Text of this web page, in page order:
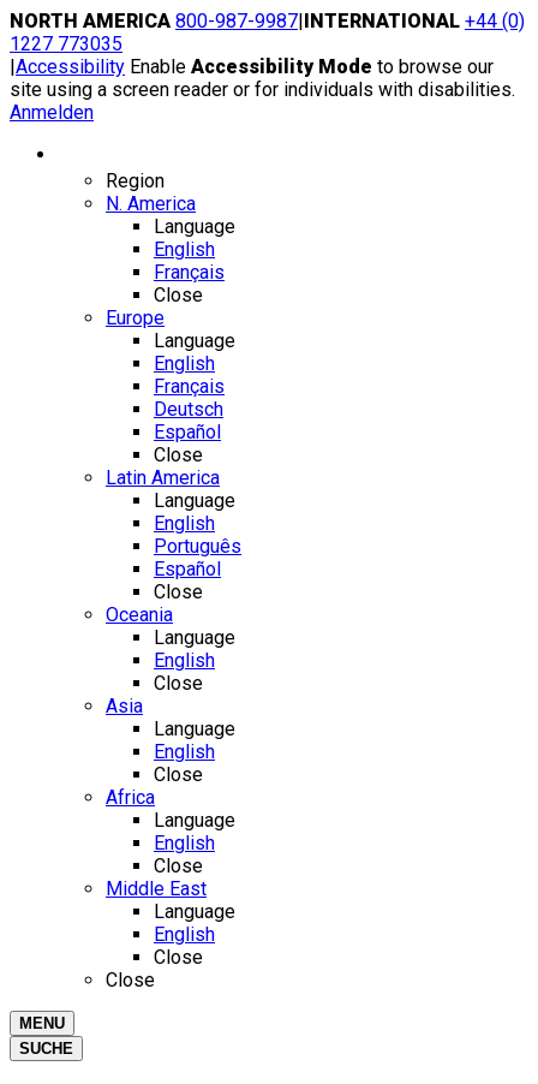
Skip
to
content
NORTH AMERICA 800-987-9987|INTERNATIONAL +44 (0)
1227 773035
|Accessibility Enable Accessibility Mode to browse our
site using a screen reader or for individuals with disabilities.
Anmelden
Region
N. America
Language
English
Français
Close
Europe
Language
English
Français
Deutsch
Español
Close
Latin America
Language
English
Português
Español
Close
Oceania
Language
English
Close
Asia
Language
English
Close
Africa
Language
English
Close
Middle East
Language
English
Close
Close
MENU
SUCHE